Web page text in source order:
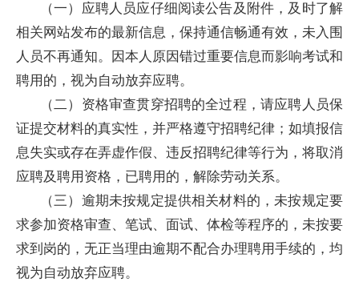
（一）应聘人员应仔细阅读公告及附件，及时了解
相关网站发布的最新信息，保持通信畅通有效，未入围
人员不再通知。因本人原因错过重要信息而影响考试和
聘用的，视为自动放弃应聘。
（二）资格审查贯穿招聘的全过程，请应聘人员保
证提交材料的真实性，并严格遵守招聘纪律；如填报信
息失实或存在弄虚作假、违反招聘纪律等行为，将取消
应聘及聘用资格，已聘用的，解除劳动关系。
（三）逾期未按规定提供相关材料的，未按规定要
求参加资格审查、笔试、面试、体检等程序的，未按要
求到岗的，无正当理由逾期不配合办理聘用手续的，均
视为自动放弃应聘。